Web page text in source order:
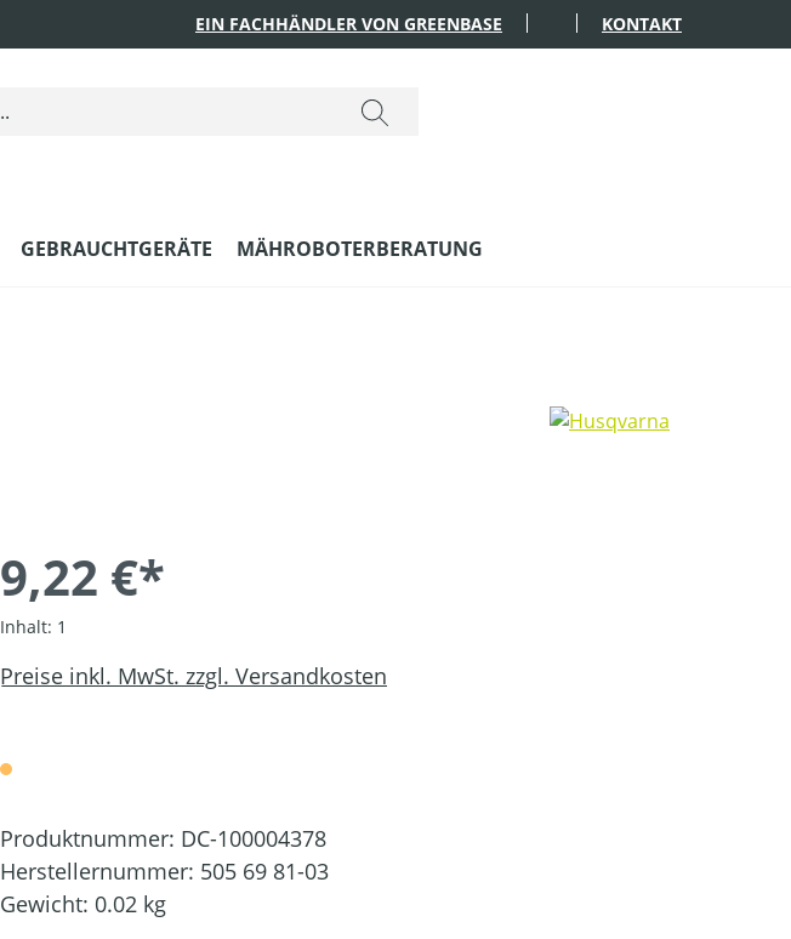
EIN FACHHÄNDLER VON GREENBASE KONTAKT
GEBRAUCHTGERÄTE MÄHROBOTERBERATUNG
9,22 €*
Inhalt: 1
Preise inkl. MwSt. zzgl. Versandkosten
Produktnummer: DC-100004378
Herstellernummer: 505 69 81-03
Gewicht: 0.02 kg